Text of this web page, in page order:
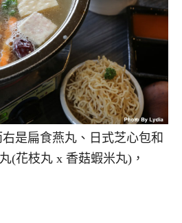
是扁食燕丸、日式芝心包和
(花枝丸 x 香菇蝦米丸)，